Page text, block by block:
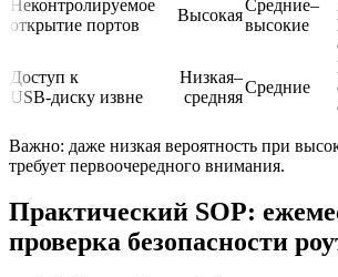
Неконтролируемое
открытие портов
Высокая
Средние–
высокие
Доступ к
USB‑диску извне
Низкая–
средняя
Средние
Важно: даже низкая вероятность при
требует первоочередного внимания.
Практический SOP:
проверка безопасности